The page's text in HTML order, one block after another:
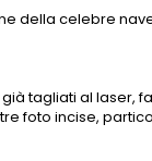
della celebre
tagliati al laser,
foto incise,